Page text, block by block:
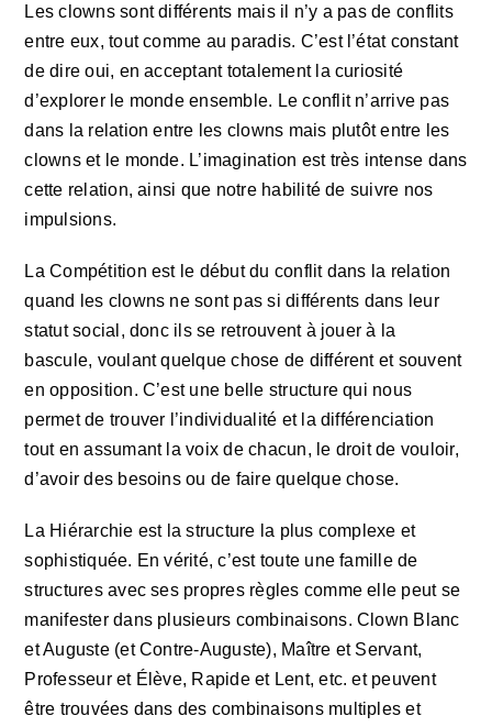
Les clowns sont différents mais il n’y a pas de conflits
entre eux, tout comme au paradis. C’est l’état constant
de dire oui, en acceptant totalement la curiosité
d’explorer le monde ensemble. Le conflit n’arrive pas
dans la relation entre les clowns mais plutôt entre les
clowns et le monde. L’imagination est très intense dans
cette relation, ainsi que notre habilité de suivre nos
impulsions.
La Compétition est le début du conflit dans la relation
quand les clowns ne sont pas si différents dans leur
statut social, donc ils se retrouvent à jouer à la
bascule, voulant quelque chose de différent et souvent
en opposition. C’est une belle structure qui nous
permet de trouver l’individualité et la différenciation
tout en assumant la voix de chacun, le droit de vouloir,
d’avoir des besoins ou de faire quelque chose.
La Hiérarchie est la structure la plus complexe et
sophistiquée. En vérité, c’est toute une famille de
structures avec ses propres règles comme elle peut se
manifester dans plusieurs combinaisons. Clown Blanc
et Auguste (et Contre-Auguste), Maître et Servant,
Professeur et Élève, Rapide et Lent, etc. et peuvent
être trouvées dans des combinaisons multiples et